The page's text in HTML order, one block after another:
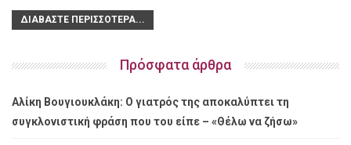
ΔΙΑΒΆΣΤΕ ΠΕΡΙΣΣΌΤΕΡΑ...
Πρόσφατα άρθρα
Αλίκη Βουγιουκλάκη: Ο γιατρός της αποκαλύπτει τη
συγκλονιστική φράση που του είπε – «Θέλω να ζήσω»